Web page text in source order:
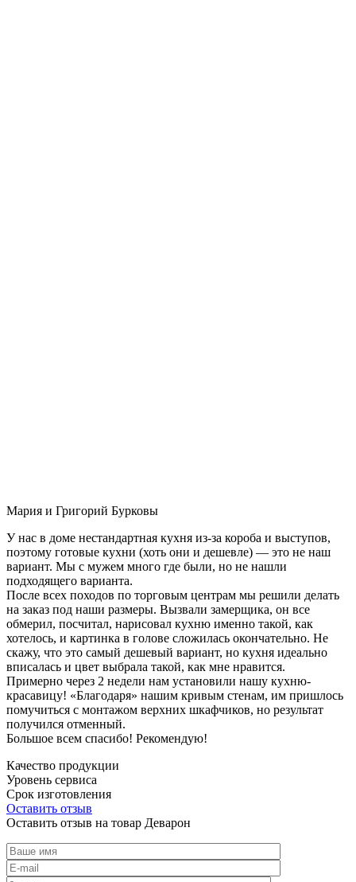
Мария и Григорий Бурковы
У нас в доме нестандартная кухня из-за короба и выступов,
поэтому готовые кухни (хоть они и дешевле) — это не наш
вариант. Мы с мужем много где были, но не нашли
подходящего варианта.
После всех походов по торговым центрам мы решили делать
на заказ под наши размеры. Вызвали замерщика, он все
обмерил, посчитал, нарисовал кухню именно такой, как
хотелось, и картинка в голове сложилась окончательно. Не
скажу, что это самый дешевый вариант, но кухня идеально
вписалась и цвет выбрала такой, как мне нравится.
Примерно через 2 недели нам установили нашу кухню-
красавицу! «Благодаря» нашим кривым стенам, им пришлось
помучиться с монтажом верхних шкафчиков, но результат
получился отменный.
Большое всем спасибо! Рекомендую!
Качество продукции
Уровень сервиса
Срок изготовления
Оставить отзыв
Оставить отзыв на товар Деварон